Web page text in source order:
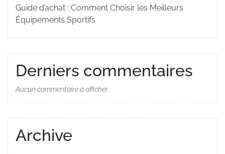
Guide d’achat : Comment Choisir les Meilleurs
Équipements Sportifs
Derniers commentaires
Aucun commentaire à afficher.
Archive